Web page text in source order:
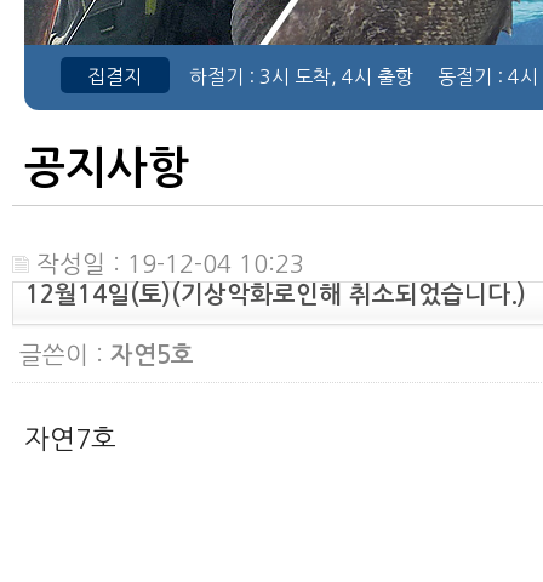
집결지 하절기 : 3시 도착, 4시 출항 동절기 : 4시
공지사항
작성일 : 19-12-04 10:23
12월14일(토)(기상악화로인해 취소되었습니다.)
글쓴이 : 자연5호
자연7호